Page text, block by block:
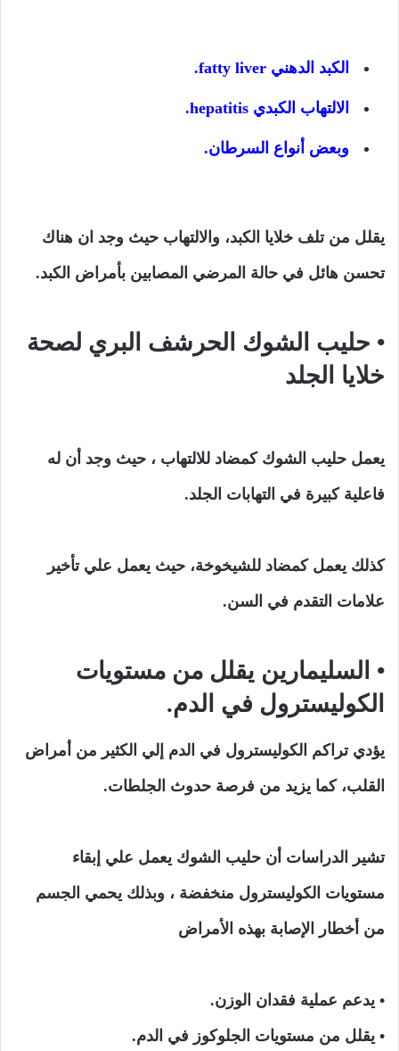
الكبد الدهني fatty liver.
الالتهاب الكبدي hepatitis.
وبعض أنواع السرطان.
يقلل من تلف خلايا الكبد، والالتهاب حيث وجد ان هناك
تحسن هائل في حالة المرضي المصابين بأمراض الكبد.
• حليب الشوك الحرشف البري لصحة
خلايا الجلد
يعمل حليب الشوك كمضاد للالتهاب ، حيث وجد أن له
فاعلية كبيرة في التهابات الجلد.
كذلك يعمل كمضاد للشيخوخة، حيث يعمل علي تأخير
علامات التقدم في السن.
• السليمارين يقلل من مستويات
الكوليسترول في الدم.
يؤدي تراكم الكوليسترول في الدم إلي الكثير من أمراض
القلب، كما يزيد من فرصة حدوث الجلطات.
تشير الدراسات أن حليب الشوك يعمل علي إبقاء
مستويات الكوليسترول منخفضة ، وبذلك يحمي الجسم
من أخطار الإصابة بهذه الأمراض
• يدعم عملية فقدان الوزن.
• يقلل من مستويات الجلوكوز في الدم.